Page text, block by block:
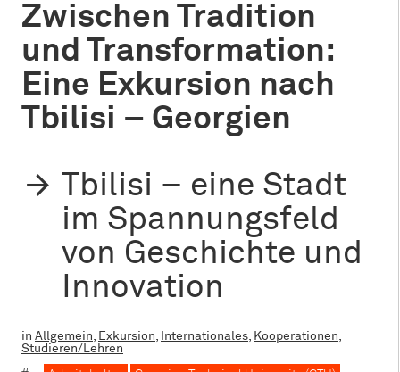
Zwischen Tradition
und Transformation:
Eine Exkursion nach
Tbilisi – Georgien
Tbilisi – eine Stadt
im Spannungsfeld
von Geschichte und
Innovation
in Allgemein Exkursion Internationales Kooperationen
Studieren/Lehren